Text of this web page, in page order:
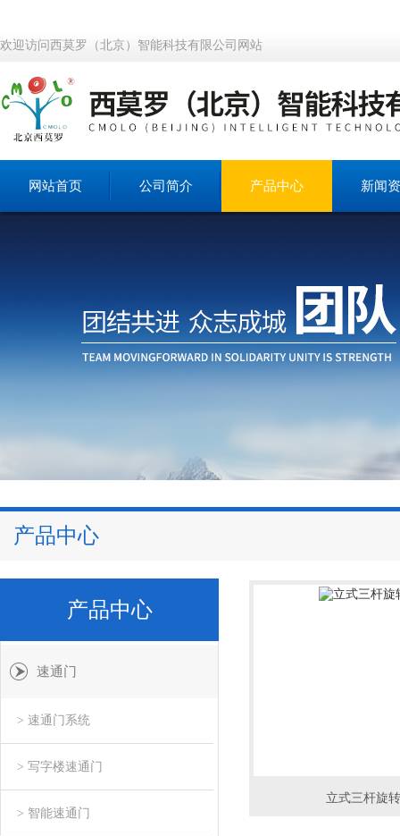
欢迎访问西莫罗（北京）智能科技有限公司网站
网站首页 公司简介 产品中心 新闻
产品中心
产品中心
速通门
> 速通门系统
> 写字楼速通门
> 智能速通门
立式三杆旋